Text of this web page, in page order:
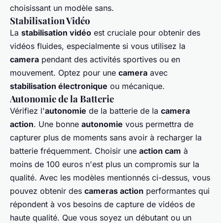
choisissant un modèle sans.
Stabilisation Vidéo
La stabilisation vidéo est cruciale pour obtenir des
vidéos fluides, especialmente si vous utilisez la
camera pendant des activités sportives ou en
mouvement. Optez pour une camera avec
stabilisation électronique ou mécanique.
Autonomie de la Batterie
Vérifiez l'autonomie de la batterie de la camera
action. Une bonne autonomie vous permettra de
capturer plus de moments sans avoir à recharger la
batterie fréquemment. Choisir une action cam à
moins de 100 euros n'est plus un compromis sur la
qualité. Avec les modèles mentionnés ci-dessus, vous
pouvez obtenir des cameras action performantes qui
répondent à vos besoins de capture de vidéos de
haute qualité. Que vous soyez un débutant ou un